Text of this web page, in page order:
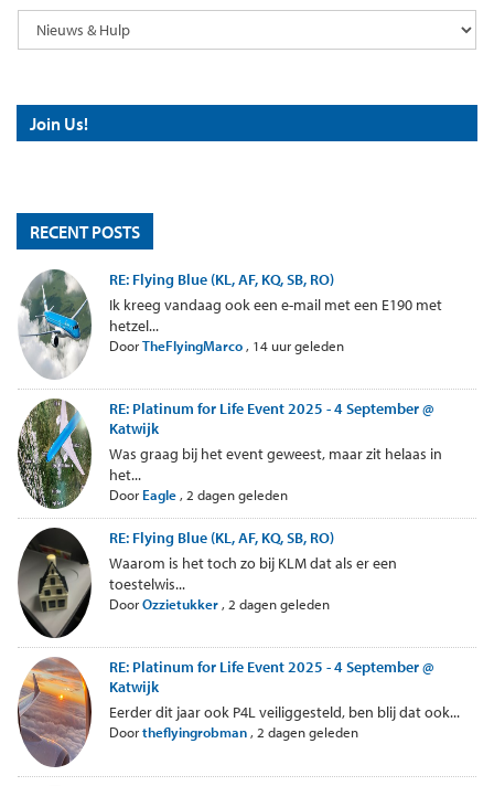
Join Us!
RECENT POSTS
RE: Flying Blue (KL, AF, KQ, SB, RO)
Ik kreeg vandaag ook een e-mail met een E190 met
hetzel...
DoorTheFlyingMarco , 14 uur geleden
RE: Platinum for Life Event 2025 - 4 September @
Katwijk
Was graag bij het event geweest, maar zit helaas in
het...
Door Eagle , 2 dagen geleden
RE: Flying Blue (KL, AF, KQ, SB, RO)
Waarom is het toch zo bij KLM dat als er een
toestelwis...
DoorOzzietukker , 2 dagen geleden
RE: Platinum for Life Event 2025 - 4 September @
Katwijk
Eerder dit jaar ook P4L veiliggesteld, ben blij dat ook...
Doortheflyingrobman , 2 dagen geleden